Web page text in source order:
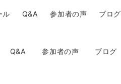
Q&A 参加者の声 ブログ
ル Q&A 参加者の声 ブログ